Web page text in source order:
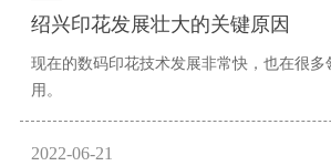
绍兴印花发展壮大的关键原因
现在的数码印花技术发展非常快，也在很多
用。
2022-06-21